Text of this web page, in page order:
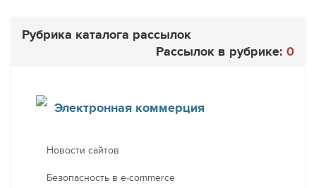
Рубрика каталога рассылок
Рассылок в рубрике: 0
Электронная коммерция
Новости сайтов
Безопасность в e-commerce